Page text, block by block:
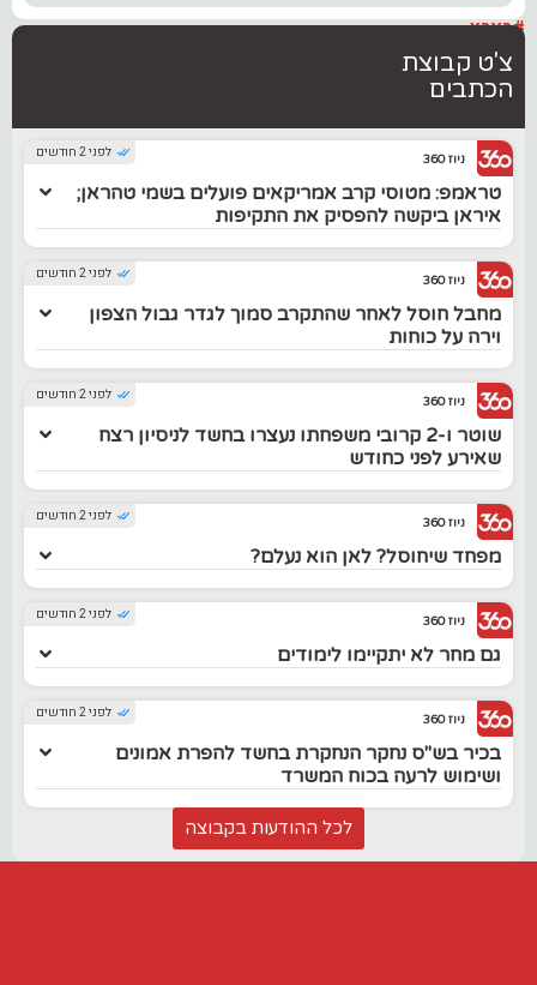
#בארץ
צ'ט קבוצת
הכתבים
לפני 2 חודשים ניוז 360
טראמפ: מטוסי קרב אמריקאים פועלים בשמי טהראן;
איראן ביקשה להפסיק את התקיפות
לפני 2 חודשים ניוז 360
מחבל חוסל לאחר שהתקרב סמוך לגדר גבול הצפון
וירה על כוחות
לפני 2 חודשים ניוז 360
שוטר ו-2 קרובי משפחתו נעצרו בחשד לניסיון רצח
שאירע לפני כחודש
לפני 2 חודשים ניוז 360
מפחד שיחוסל? לאן הוא נעלם?
לפני 2 חודשים ניוז 360
גם מחר לא יתקיימו לימודים
לפני 2 חודשים ניוז 360
בכיר בש"ס נחקר הנחקרת בחשד להפרת אמונים
ושימוש לרעה בכוח המשרד
לכל ההודעות בקבוצה